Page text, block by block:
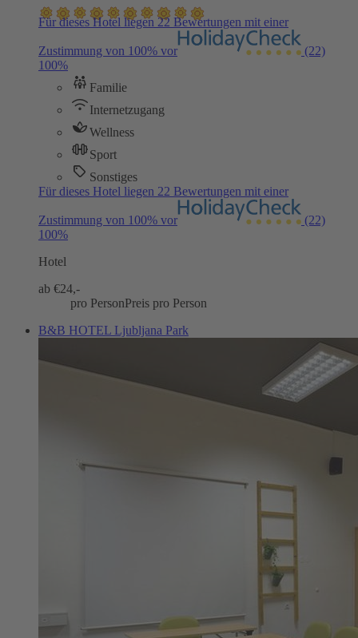
Für dieses Hotel liegen 22 Bewertungen mit einer
Zustimmung von 100% vor
(22)
100%
Familie
Internetzugang
Wellness
Sport
Sonstiges
Für dieses Hotel liegen 22 Bewertungen mit einer
Zustimmung von 100% vor
(22)
100%
Hotel
ab €24,-
pro PersonPreis pro Person
B&B HOTEL Ljubljana Park